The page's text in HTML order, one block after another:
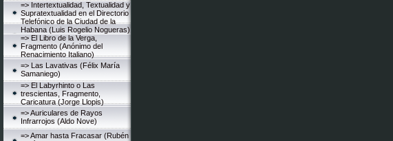
=> Intertextualidad, Textualidad y
Supratextualidad en el Directorio
Telefónico de la Ciudad de la
Habana (Luis Rogelio Nogueras)
=> El Libro de la Verga,
Fragmento (Anónimo del
Renacimiento Italiano)
=> Las Lavativas (Félix María
Samaniego)
=> El Labyrhinto o Las
trescientas, Fragmento,
Caricatura (Jorge Llopis)
=> Auriculares de Rayos
Infrarrojos (Aldo Nove)
=> Amar hasta Fracasar (Rubén